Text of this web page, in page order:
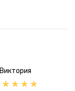
Виктория